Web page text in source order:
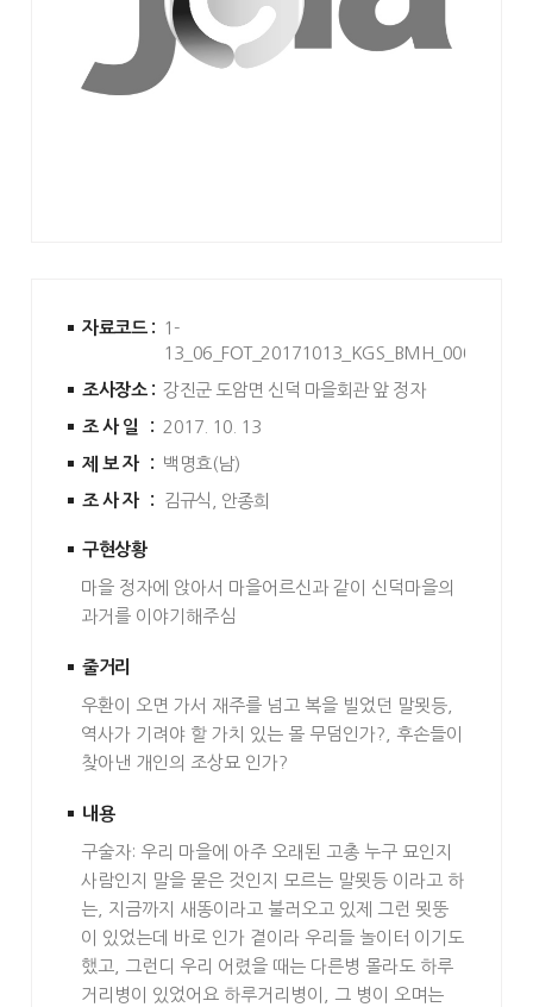
자료코드 : 1-
13_06_FOT_20171013_KGS_BMH_0001
조사장소 : 강진군 도암면 신덕 마을회관 앞 정자
조사일 : 2017. 10. 13
제보자 : 백명효(남)
조사자 : 김규식, 안종희
구현상황
마을 정자에 앉아서 마을어르신과 같이 신덕마을의
과거를 이야기해주심
줄거리
우환이 오면 가서 재주를 넘고 복을 빌었던 말묏등,
역사가 기려야 할 가치 있는 몰 무덤인가?, 후손들이
찾아낸 개인의 조상묘 인가?
내용
구술자: 우리 마을에 아주 오래된 고총 누구 묘인지
사람인지 말을 묻은 것인지 모르는 말묏등 이라고 하
는, 지금까지 새똥이라고 불러오고 있제 그런 묏뚱
이 있었는데 바로 인가 곁이라 우리들 놀이터 이기도
했고, 그런디 우리 어렸을 때는 다른병 몰라도 하루
거리병이 있었어요 하루거리병이, 그 병이 오며는